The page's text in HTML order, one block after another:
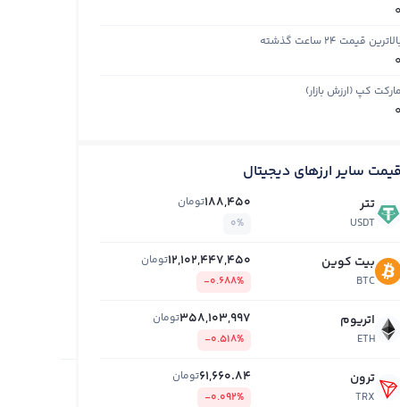
0
قیمت ۲۴ ساعت گذشته
0
مارکت کپ (ارزش بازار)
0
قیمت سایر ارزهای دیجیتال
تتر
USDT
188,450تومان
0%
بیت کوین
BTC
12,102,447,450تومان
-0.688%
اتریوم
ETH
358,103,997تومان
-0.518%
ترون
TRX
61,660.84تومان
-0.092%